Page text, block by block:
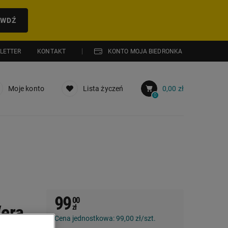
KONTAKT KONTO MOJA BIEDRONKA
Moje konto Lista życzeń
0
0,00 zł
9900
zł
Cena jednostkowa:99,00 zł/szt.